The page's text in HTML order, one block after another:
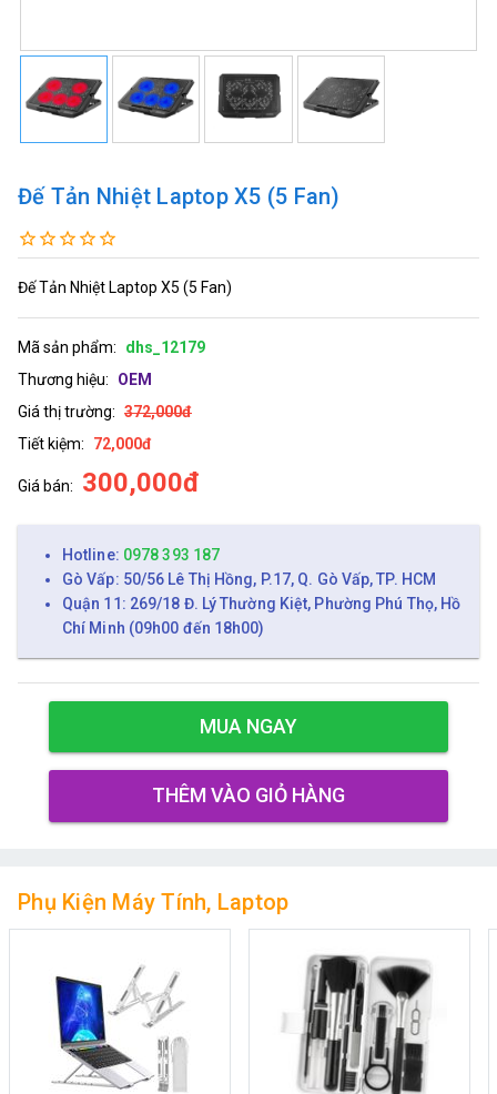
Đế Tản Nhiệt Laptop X5 (5 Fan)
Đế Tản Nhiệt Laptop X5 (5 Fan)
Mã sản phẩm:
dhs_12179
Thương hiệu:
OEM
Giá thị trường: 372,000đ
Tiết kiệm:
72,000đ
Giá bán: 300,000đ
Hotline: 0978 393 187
Gò Vấp: 50/56 Lê Thị Hồng, P.17, Q. Gò Vấp, TP. HCM
Quận 11: 269/18 Đ. Lý Thường Kiệt, Phường Phú Thọ, Hồ
Chí Minh (09h00 đến 18h00)
MUA NGAY
THÊM VÀO GIỎ HÀNG
Phụ Kiện Máy Tính, Laptop